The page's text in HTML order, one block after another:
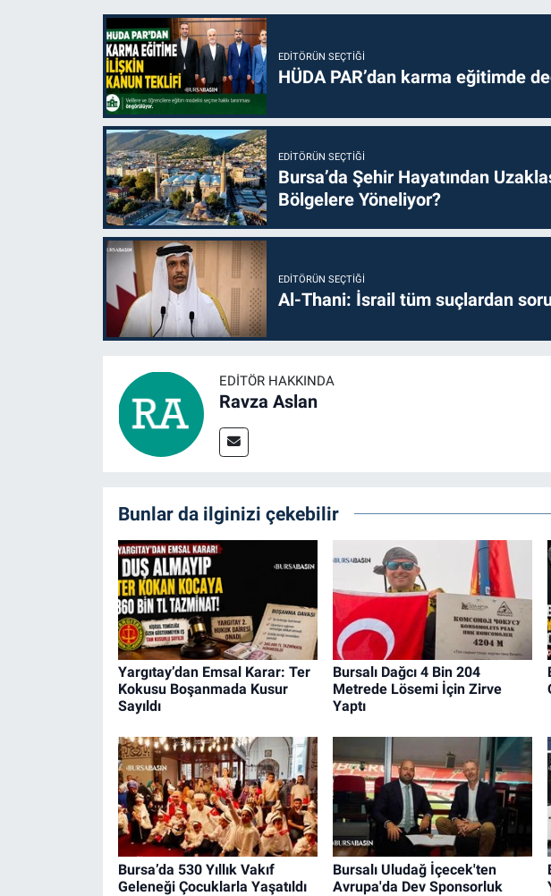
EDITÖRÜN SEÇTIĞI
HÜDA PAR’dan karma eğitimde
EDITÖRÜN SEÇTIĞI
Bursa’da Şehir Hayatından
Bölgelere Yöneliyor?
EDITÖRÜN SEÇTIĞI
Al-Thani: İsrail tüm suçlardan
EDITÖR HAKKINDA
Ravza Aslan
Bunlar da ilginizi çekebilir
Yargıtay’dan Emsal Karar: Ter
Kokusu Boşanmada Kusur
Sayıldı
Bursalı Dağcı 4 Bin 204
Metrede Lösemi İçin Zirve
Yaptı
Bursa’da 530 Yıllık Vakıf
Geleneği Çocuklarla Yaşatıldı
Bursalı Uludağ İçecek'ten
Avrupa'da Dev Sponsorluk